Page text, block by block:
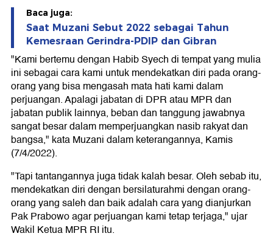
Baca juga:
Saat Muzani Sebut 2022 sebagai Tahun
Kemesraan Gerindra-PDIP dan Gibran
"Kami bertemu dengan Habib Syech di tempat yang mulia
ini sebagai cara kami untuk mendekatkan diri pada orang-
orang yang bisa mengasah mata hati kami dalam
perjuangan. Apalagi jabatan di DPR atau MPR dan
jabatan publik lainnya, beban dan tanggung jawabnya
sangat besar dalam memperjuangkan nasib rakyat dan
bangsa," kata Muzani dalam keterangannya, Kamis
(7/4/2022).
"Tapi tantangannya juga tidak kalah besar. Oleh sebab itu,
mendekatkan diri dengan bersilaturahmi dengan orang-
orang yang saleh dan baik adalah cara yang dianjurkan
Pak Prabowo agar perjuangan kami tetap terjaga," ujar
Wakil Ketua MPR RI itu.